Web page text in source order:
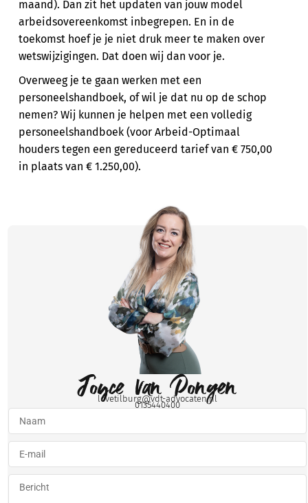
maand). Dan zit het updaten van jouw model
arbeidsovereenkomst inbegrepen. En in de
toekomst hoef je je niet druk meer te maken over
wetswijzigingen. Dat doen wij dan voor je.
Overweeg je te gaan werken met een
personeelshandboek, of wil je dat nu op de schop
nemen? Wij kunnen je helpen met een volledig
personeelshandboek (voor Arbeid-Optimaal
houders tegen een gereduceerd tarief van € 750,00
in plaats van € 1.250,00).
Joyce van Dongen
lovetilburg@vdt-advocaten.nl
0135440400